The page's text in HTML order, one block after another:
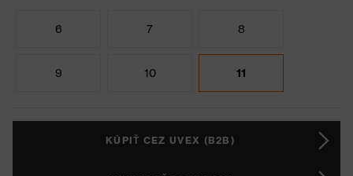
6 7 8
9 10 11
KÚPIŤ CEZ UVEX (B2B)